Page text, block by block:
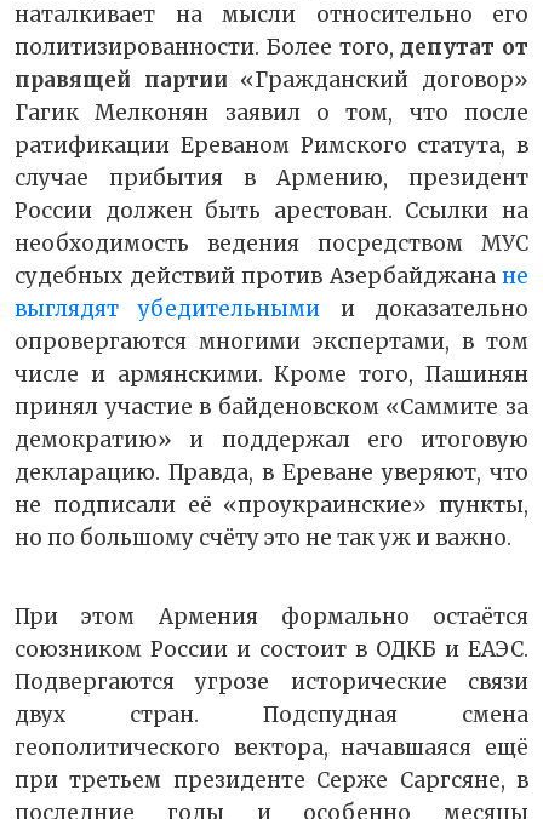
наталкивает на мысли относительно его
политизированности. Более того,депутат от
правящей партии «Гражданский договор»
Гагик Мелконян заявил о том, что после
ратификации Ереваном Римского статута, в
случае прибытия в Армению, президент
России должен быть арестован. Ссылки на
необходимость ведения посредством МУС
судебных действий против Азербайджана не
выглядят убедительными и доказательно
опровергаются многими экспертами, в том
числе и армянскими. Кроме того, Пашинян
принял участие в байденовском «Саммите за
демократию» и поддержал его итоговую
декларацию. Правда, в Ереване уверяют, что
не подписали её «проукраинские» пункты,
но по большому счёту это не так уж и важно.
При этом Армения формально остаётся
союзником России и состоит в ОДКБ и ЕАЭС.
Подвергаются угрозе исторические связи
двух стран. Подспудная смена
геополитического вектора, начавшаяся ещё
при третьем президенте Серже Саргсяне, в
последние годы и особенно месяцы